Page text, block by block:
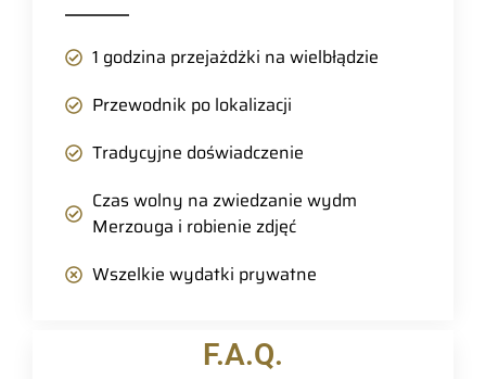
1 godzina przejażdżki na wielbłądzie
Przewodnik po lokalizacji
Tradycyjne doświadczenie
Czas wolny na zwiedzanie wydm
Merzouga i robienie zdjęć
Wszelkie wydatki prywatne
F.A.Q.